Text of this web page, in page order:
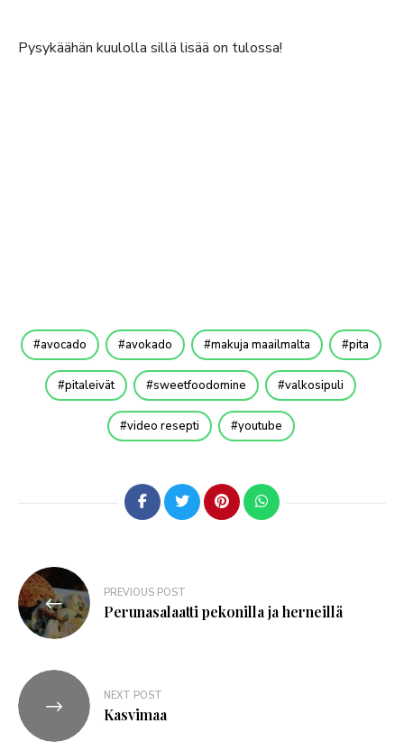
Pysykäähän kuulolla sillä lisää on tulossa!
avocado avokado makuja maailmalta pita
pitaleivät sweetfoodomine valkosipuli
video resepti youtube
PREVIOUS POST
Perunasalaatti pekonilla ja herneillä
NEXT POST
Kasvimaa